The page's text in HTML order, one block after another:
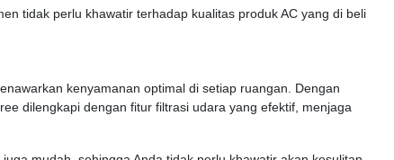
tidak perlu khawatir terhadap kualitas produk AC yang di beli
kenyamanan optimal di setiap ruangan. Dengan
dilengkapi dengan fitur filtrasi udara yang efektif, menjaga